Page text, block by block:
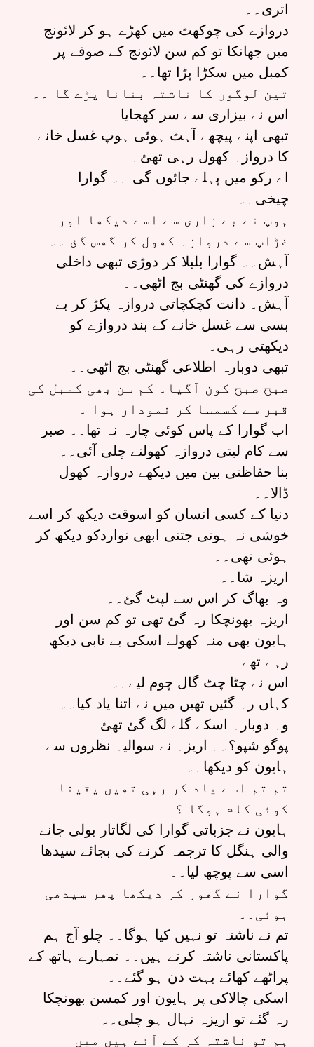
اتری۔۔
دروازے کی چوکھٹ میں کھڑے ہو کر لائونج
میں جھانکا تو کم سن لائونج کے صوفے پر
کمبل میں سکڑا پڑا تھا۔۔
تین لوگوں کا ناشتہ بنانا پڑے گا ۔۔
اس نے بیزاری سے سر کھجایا
تبھی اپنے پیچھے آہٹ ہوئی ہوپ غسل خانے
کا دروازہ کھول رہی تھئ۔
اے رکو میں پہلے جائوں گی ۔۔ گوارا
چیخی۔۔
ہوپ نے بے زاری سے اسے دیکھا اور
غڑاپ سے دروازہ کھول کر گھس گئ ۔۔
آہش۔۔ گوارا بلبلا کر دوڑی تبھی داخلی
دروازے کی گھنٹی بج اٹھی۔۔
آہش۔ دانت کچکچاتی دروازہ پکڑ کر بے
بسی سے غسل خانے کے بند دروازے کو
دیکھتی رہی۔
تبھی دوبارہ اطلاعی گھنٹی بج اٹھی۔۔
صبح صبح کون آگیا۔ کم سن بھی کمبل کی
قبر سے کسمسا کر نمودار ہوا ۔
اب گوارا کے پاس کوئی چارہ نہ تھا۔۔ صبر
سے کام لیتی دروازہ کھولنے چلی آئی۔۔
بنا حفاظتی بین میں دیکھے دروازہ کھول
ڈالا۔۔
دنیا کے کسی انسان کو اسوقت دیکھ کر اسے
خوشی نہ ہوتی جتنی ابھی نواردکو دیکھ کر
ہوئی تھی۔۔
اریزہ شا۔۔
وہ بھاگ کر اس سے لپٹ گئ۔۔
اریزہ بھونچکا رہ گئ تھی تو کم سن اور
ہایون بھی منہ کھولے اسکی بے تابی دیکھ
رہے تھے
اس نے چٹا چٹ گال چوم لیے۔۔
کہاں رہ گئیں تھیں میں نے اتنا یاد کیا۔۔
وہ دوبارہ اسکے گلے لگ گئ تھئ
پوگو شپو؟۔۔ اریزہ نے سوالیہ نظروں سے
ہایون کو دیکھا۔۔
تم تم اسے یاد کر رہی تھیں یقینا
کوئی کام ہوگا ؟
ہایون نے جزباتی گوارا کی لگاتار بولی جانے
والی ہنگل کا ترجمہ کرنے کی بجائے سیدھا
اسی سے پوچھ لیا۔۔
گوارا نے گھور کر دیکھا پھر سیدھی
ہوئی۔۔
تم نے ناشتہ تو نہیں کیا ہوگا۔۔ چلو آج ہم
پاکستانی ناشتہ کرتے ہیں۔۔ تمہارے ہاتھ کے
پراٹھے کھائے بہت دن ہو گئے۔۔
اسکی چالاکی پر ہایون اور کمسن بھونچکا
رہ گئے تو اریزہ نہال ہو چلی۔۔
ہم تو ناشتہ کر کے آئے ہیں میں